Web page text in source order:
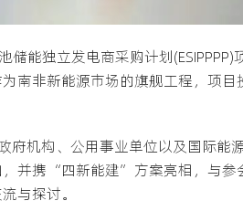
能独立发电商采购计划(ESIPPPP)
南非新能源市场的旗舰工程，项
机构、公用事业单位以及国际能
并携“四新能建”方案亮相，与参
与探讨。